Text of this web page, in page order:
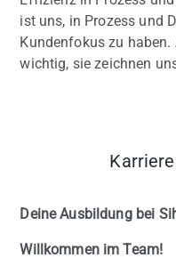
ist uns, in Prozess und
Kundenfokus zu
wichtig, sie zeichnen
Deine Ausbildung bei
Willkommen im Team!